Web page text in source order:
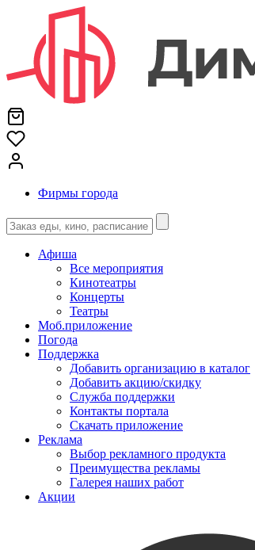
Фирмы города
Афиша
Все мероприятия
Кинотеатры
Концерты
Театры
Моб.приложение
Погода
Поддержка
Добавить организацию в каталог
Добавить акцию/скидку
Служба поддержки
Контакты портала
Скачать приложение
Реклама
Выбор рекламного продукта
Преимущества рекламы
Галерея наших работ
Акции